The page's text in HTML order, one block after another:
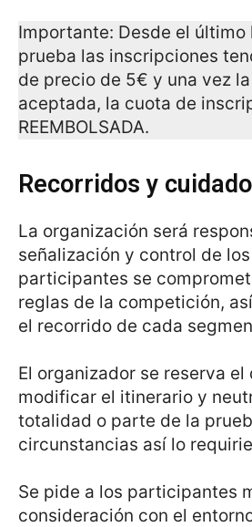
Importante: Desde el último
prueba las inscripciones
de precio de 5€ y una vez
aceptada, la cuota de
REEMBOLSADA.
Recorridos y
La organización será
señalización y control de
participantes se
reglas de la competición,
el recorrido de cada
El organizador se reserva el
modificar el itinerario y
totalidad o parte de la
circunstancias así lo
Se pide a los participantes
consideración con el